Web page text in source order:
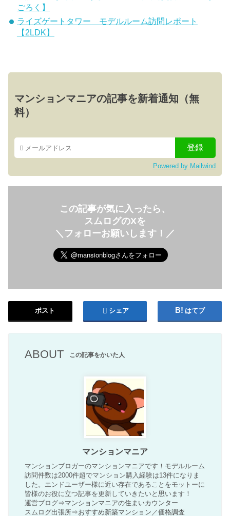
ごろく】
ライズゲートタワー モデルルーム訪問レポート
【2LDK】
マンションマニアの記事を新着通知（無
料）
Powered by Mailwind
この記事が気に入ったら、
スムログのXを
＼フォローお願いします！／
ポスト シェア はてブ
ABOUT この記事をかいた人
マンションマニア
マンションブロガーのマンションマニアです！モデルルーム
訪問件数は2000件超でマンション購入経験は13件になりま
した。エンドユーザー様に近い存在であることをモットーに
皆様のお役に立つ記事を更新していきたいと思います！
運営ブログ⇒マンションマニアの住まいカウンター
スムログ出張所⇒おすすめ新築マンション ／価格調査